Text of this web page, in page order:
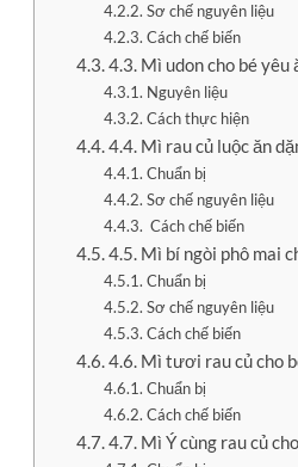
Sơ chế nguyên liệu
Cách chế biến
4.3. Mì udon cho bé yêu
Nguyên liệu
Cách thực hiện
4.4. Mì rau củ luộc ăn
Chuẩn bị
Sơ chế nguyên liệu
Cách chế biến
4.5. Mì bí ngòi phô mai
Chuẩn bị
Sơ chế nguyên liệu
Cách chế biến
4.6. Mì tươi rau củ cho
Chuẩn bị
Cách chế biến
4.7. Mì Ý cùng rau củ